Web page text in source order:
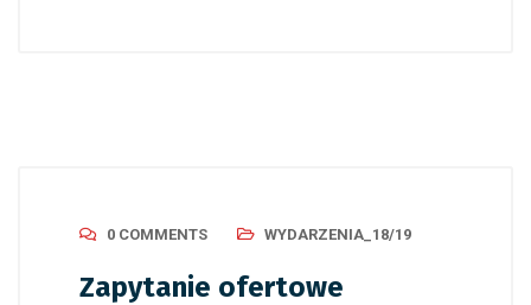
0 COMMENTS WYDARZENIA_18/19
Zapytanie ofertowe